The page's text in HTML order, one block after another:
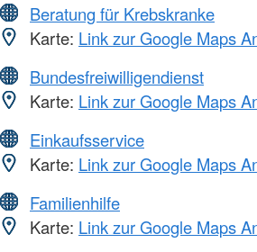
Beratung für Krebskranke
Karte: Link zur Google Maps
Bundesfreiwilligendienst
Karte: Link zur Google Maps
Einkaufsservice
Karte: Link zur Google Maps
Familienhilfe
Karte: Link zur Google Maps